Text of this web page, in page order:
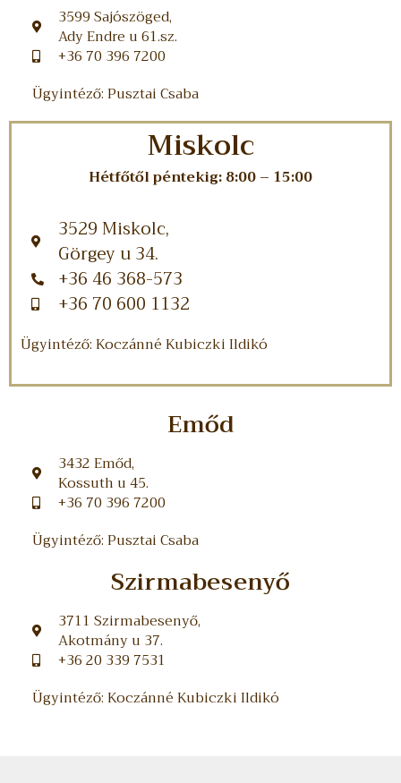
3599 Sajószöged,
Ady Endre u 61.sz.
+36 70 396 7200
Ügyintéző: Pusztai Csaba
Miskolc
Hétfőtől péntekig: 8:00 – 15:00
3529 Miskolc,
Görgey u 34.
+36 46 368-573
+36 70 600 1132
Ügyintéző: Koczánné Kubiczki Ildikó
Emőd
3432 Emőd,
Kossuth u 45.
+36 70 396 7200
Ügyintéző: Pusztai Csaba
Szirmabesenyő
3711 Szirmabesenyő,
Akotmány u 37.
+36 20 339 7531
Ügyintéző: Koczánné Kubiczki Ildikó